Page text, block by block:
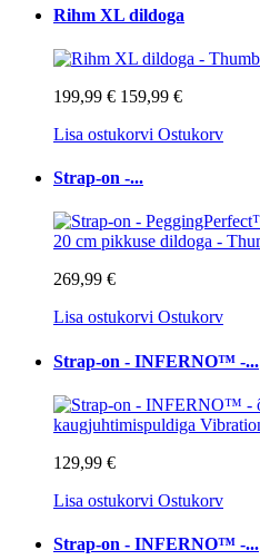
Rihm XL dildoga
199,99 € 159,99 €
Lisa ostukorvi Ostukorv
Strap-on -...
269,99 €
Lisa ostukorvi Ostukorv
Strap-on - INFERNO™ -...
129,99 €
Lisa ostukorvi Ostukorv
Strap-on - INFERNO™ -...